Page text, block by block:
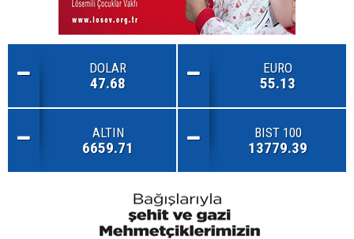
DOLAR
47.68
EURO
55.13
ALTIN
6659.71
BIST 100
13779.39